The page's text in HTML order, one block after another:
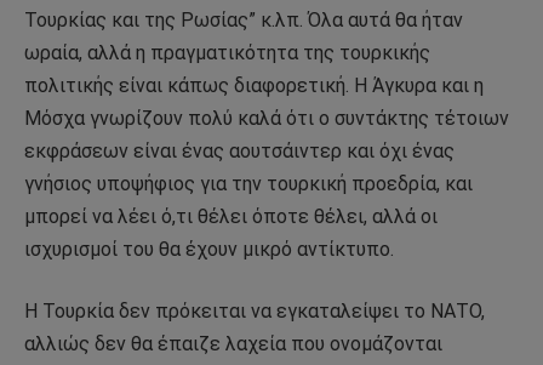
Τουρκίας και της Ρωσίας” κ.λπ. Όλα αυτά θα ήταν
ωραία, αλλά η πραγματικότητα της τουρκικής
πολιτικής είναι κάπως διαφορετική. Η Άγκυρα και η
Μόσχα γνωρίζουν πολύ καλά ότι ο συντάκτης τέτοιων
εκφράσεων είναι ένας αουτσάιντερ και όχι ένας
γνήσιος υποψήφιος για την τουρκική προεδρία, και
μπορεί να λέει ό,τι θέλει όποτε θέλει, αλλά οι
ισχυρισμοί του θα έχουν μικρό αντίκτυπο.
Η Τουρκία δεν πρόκειται να εγκαταλείψει το ΝΑΤΟ,
αλλιώς δεν θα έπαιζε λαχεία που ονομάζονται